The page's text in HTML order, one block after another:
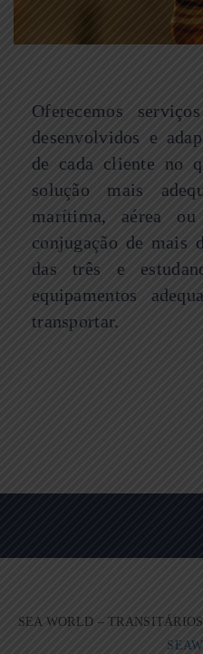
Oferecemos
desenvolvidos e
de cada cliente no
solução mais
marítima, aérea
conjugação de mais
das três e
equipamentos
transportar.
SEA WORLD –